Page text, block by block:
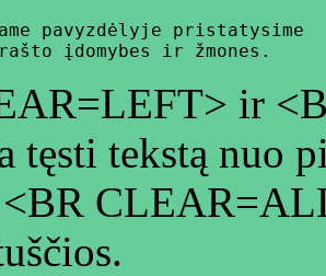
pavyzdėlyje pristatysime
ir
tęsti tekstą nuo
<BR